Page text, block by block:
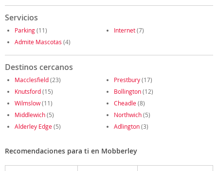
Servicios
Parking(11) Internet(7)
Admite Mascotas (4)
Destinos cercanos
Macclesfield(23) Prestbury(17)
Knutsford(15) Bollington(12)
Wilmslow(11) Cheadle(8)
Middlewich(5) Northwich(5)
Alderley Edge(5) Adlington(3)
Recomendaciones para ti en Mobberley